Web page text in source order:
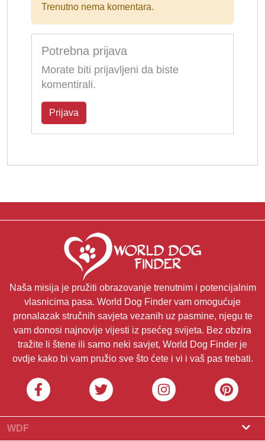
Trenutno nema komentara.
Potrebna prijava
Morate biti prijavljeni da biste
komentirali.
Prijava
Naša misija je pružiti obrazovanje trenutnim i potencijalnim
vlasnicima pasa. World Dog Finder vam omogućuje
pronalazak stručnih savjeta vezanih uz pasmine, njegu te
vam donosi najnovije vijesti iz psećeg svijeta. Bez obzira
tražite li štene ili samo neki savjet, World Dog Finder je
ovdje kako bi vam pružio sve što ćete i vi i vaš pas trebati.
WDF